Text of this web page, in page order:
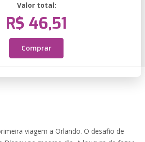
Valor total:
R$ 46,51
Comprar
viagem a Orlando. O desafio de